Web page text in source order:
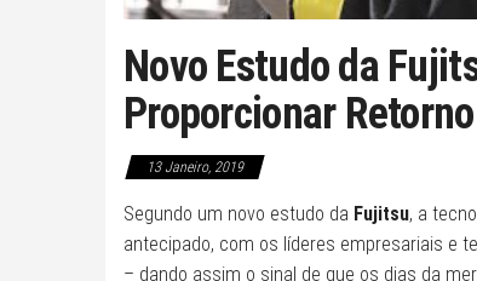
Novo Estudo da
Proporcionar
13 Janeiro, 2019
Segundo um novo estudo da Fujitsu, a
antecipado, com os líderes empresariais e
– dando assim o sinal de que os dias da